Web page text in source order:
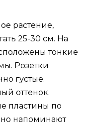
растение,
25-30 см. На
тонкие
Розетки
густые.
оттенок.
пластины по
напоминают